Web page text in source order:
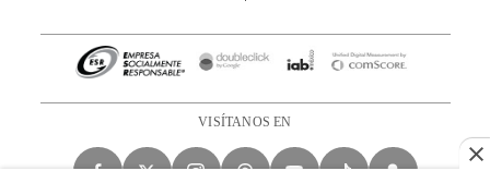
VISÍTANOS EN